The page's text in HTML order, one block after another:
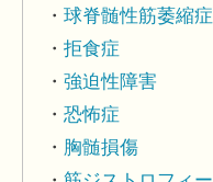
球脊髄性筋萎縮症
拒食症
強迫性障害
恐怖症
胸髄損傷